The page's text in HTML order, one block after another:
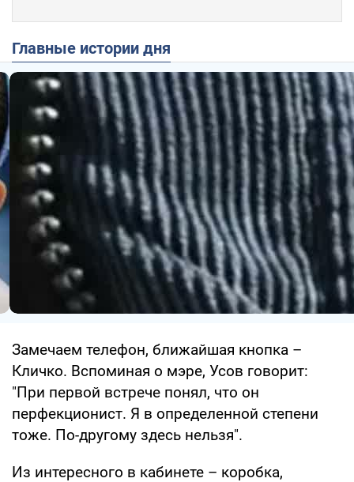
Главные истории дня
Замечаем телефон, ближайшая кнопка –
Кличко. Вспоминая о мэре, Усов говорит:
"При первой встрече понял, что он
перфекционист. Я в определенной степени
тоже. По-другому здесь нельзя".
Из интересного в кабинете – коробка,